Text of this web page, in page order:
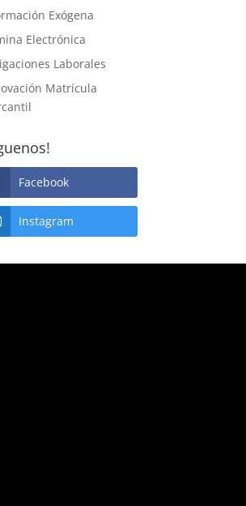
Exógena
Electrónica
Laborales
Matrícula
Facebook
Instagram